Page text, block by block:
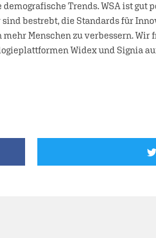
Trends. WSA ist gut
bestrebt, die Standards für
Menschen zu verbessern. Wir
Widex und Signia